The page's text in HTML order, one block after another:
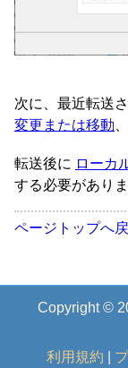
次に、最近転送
変更または移動
転送後に ローカ
する必要があり
ページトップへ
Copyright ©
利用規約